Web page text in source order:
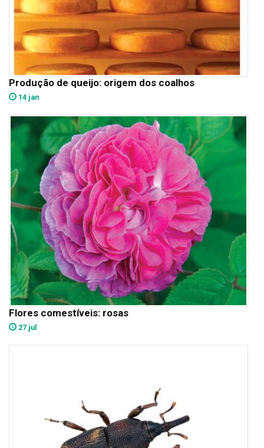
Produção de queijo: origem dos coalhos
14 jan
Flores comestíveis: rosas
27 jul